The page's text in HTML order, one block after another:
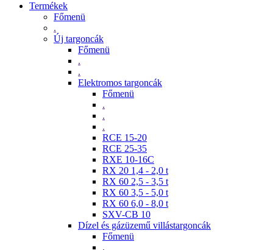
Termékek
Főmenü
.
Új targoncák
Főmenü
.
.
Elektromos targoncák
Főmenü
.
.
.
RCE 15-20
RCE 25-35
RXE 10-16C
RX 20 1,4 - 2,0 t
RX 60 2,5 - 3,5 t
RX 60 3,5 - 5,0 t
RX 60 6,0 - 8,0 t
SXV-CB 10
Dízel és gázüzemű villástargoncák
Főmenü
.